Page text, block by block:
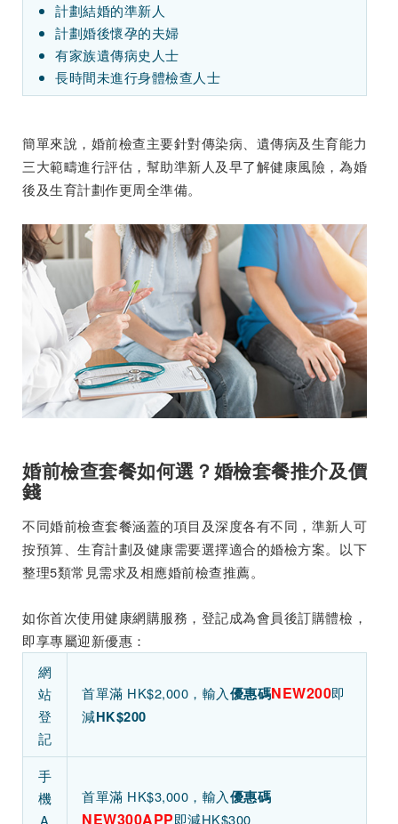
計劃結婚的準新人
計劃婚後懷孕的夫婦
有家族遺傳病史人士
長時間未進行身體檢查人士
簡單來說，婚前檢查主要針對傳染病、遺傳病及生育能力
三大範疇進行評估，幫助準新人及早了解健康風險，為婚
後及生育計劃作更周全準備。
婚前檢查套餐如何選？婚檢套餐推介及價
錢
不同婚前檢查套餐涵蓋的項目及深度各有不同，準新人可
按預算、生育計劃及健康需要選擇適合的婚檢方案。以下
整理5類常見需求及相應婚前檢查推薦。
如你首次使用健康網購服務，登記成為會員後訂購體檢，
即享專屬迎新優惠：
網
站
登
記
首單滿 HK$2,000，輸入優惠碼NEW200即
減HK$200
手
機
首單滿 HK$3,000，輸入優惠碼
NEW300APP即減HK$300